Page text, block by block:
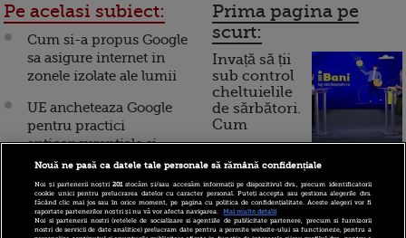
Pe acelasi subiect:
Cum si-a propus Google
sa asigure internet in
zonele izolate ale lumii
UE ancheteaza Google
pentru practici
anticoncurentiale si
agresive in promovarea
Android in Europa
Google si-a zdrobit
concurenta. A atras peste
Prima pagina pe
scurt:
Invață să ții
sub control
cheltuielile
de sărbători.
Cum
funcționează cardul de
Incont , site-ul Știrile Pro
Nouă ne pasă ca datele tale personale să rămână confidențiale
Noi și partenerii noștri201stocăm și/sau accesăm informații pe dispozitivul dvs., precum identificatorii
cookie unici pentru prelucrarea datelor cu caracter personal. Puteți accepta sau gestiona alegerile dvs.
făcând clic mai jos sau în orice moment, pe pagina cu politica de confidențialitate. Aceste alegeri vor fi
raportate partenerilor noștri și nu vă vor afecta navigarea.
Mai multe detalii
Noi si partenerii nostri (retelele de socializare si agentiile de publicitate partenere, precum si furnizorii
nostri de servicii de date analitice) prelucram date pentru a permite website-ului sa functioneze, pentru a